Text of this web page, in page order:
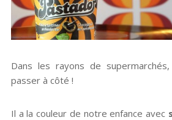
Dans les rayons de
passer à côté !
Il a la couleur de notre enfance avec